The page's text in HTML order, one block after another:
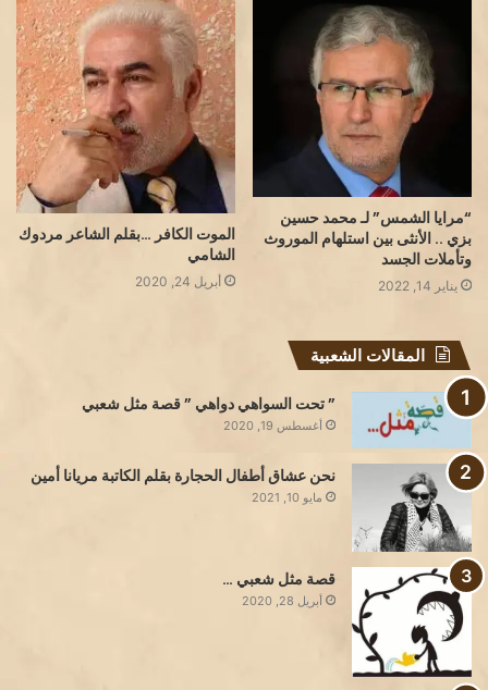
“مرايا الشمس” لـ محمد حسين
بزي .. الأنثى بين استلهام الموروث
وتأملات الجسد
يناير 14, 2022
الموت الكافر …بقلم الشاعر مردوك
الشامي
أبريل 24, 2020
المقالات الشعبية
” تحت السواهي دواهي ” قصة مثل شعبي
أغسطس 19, 2020
نحن عشاق أطفال الحجارة بقلم الكاتبة مريانا أمين
مايو 10, 2021
قصة مثل شعبي …
أبريل 28, 2020